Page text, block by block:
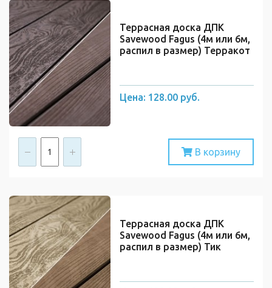
Террасная доска ДПК
Savewood Fagus (4м или 6м,
распил в размер) Терракот
Цена: 128.00 руб.
В корзину
Террасная доска ДПК
Savewood Fagus (4м или 6м,
распил в размер) Тик